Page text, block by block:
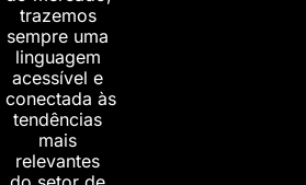
trazemos
sempre uma
linguagem
acessível e
conectada às
tendências
mais
relevantes